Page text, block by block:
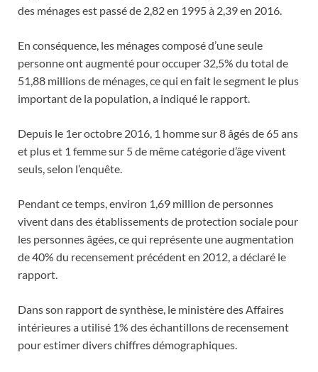
des ménages est passé de 2,82 en 1995 à 2,39 en 2016.
En conséquence, les ménages composé d’une seule
personne ont augmenté pour occuper 32,5% du total de
51,88 millions de ménages, ce qui en fait le segment le plus
important de la population, a indiqué le rapport.
Depuis le 1er octobre 2016, 1 homme sur 8 âgés de 65 ans
et plus et 1 femme sur 5 de même catégorie d’âge vivent
seuls, selon l’enquête.
Pendant ce temps, environ 1,69 million de personnes
vivent dans des établissements de protection sociale pour
les personnes âgées, ce qui représente une augmentation
de 40% du recensement précédent en 2012, a déclaré le
rapport.
Dans son rapport de synthèse, le ministère des Affaires
intérieures a utilisé 1% des échantillons de recensement
pour estimer divers chiffres démographiques.